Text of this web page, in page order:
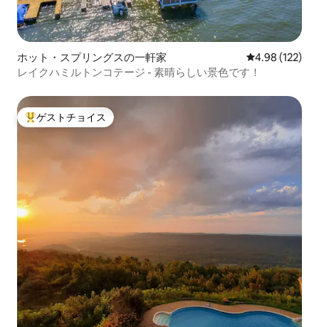
ホット・スプリングスの一軒家 レビュー122
4.98 (122)
レイクハミルトンコテージ - 素晴らしい景色です！
大好評のゲストチョイスです。
ゲストチョイス